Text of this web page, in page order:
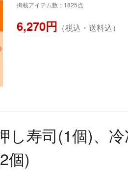
掲載アイテム数：1825点
6,270円 （税込・送料込）
し寿司(1個)、
個)